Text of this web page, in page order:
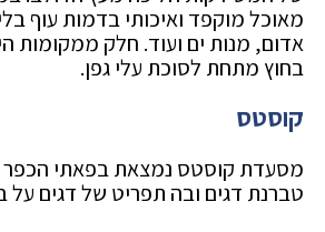
מאוכל מוקפד ואיכותי בדמות עוף
אדום, מנות ים ועוד. חלק ממקומות
בחוץ מתחת לסוכת עלי גפן.
קוסטס
מסעדת קוסטס נמצאת בפאתי הכפר
טברנת דגים ובה תפריט של דגים על